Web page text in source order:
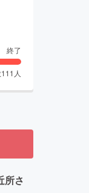
終了
111 人
所さ